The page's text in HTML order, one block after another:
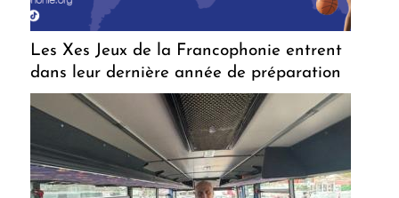
Les Xes Jeux de la Francophonie entrent
dans leur dernière année de préparation